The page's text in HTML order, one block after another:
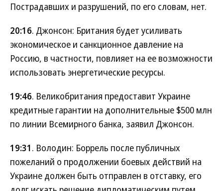
Пострадавших и разрушений, по его словам, нет.
20:16. Джонсон: Британия будет усиливать
экономическое и санкционное давление на
Россию, в частности, повлияет на ее возможности
использовать энергетические ресурсы.
19:46. Великобритания предоставит Украине
кредитные гарантии на дополнительные $500 млн
по линии Всемирного банка, заявил Джонсон.
19:31. Володин: Боррель после публичных
пожеланий о продолжении боевых действий на
Украине должен быть отправлен в отставку, его